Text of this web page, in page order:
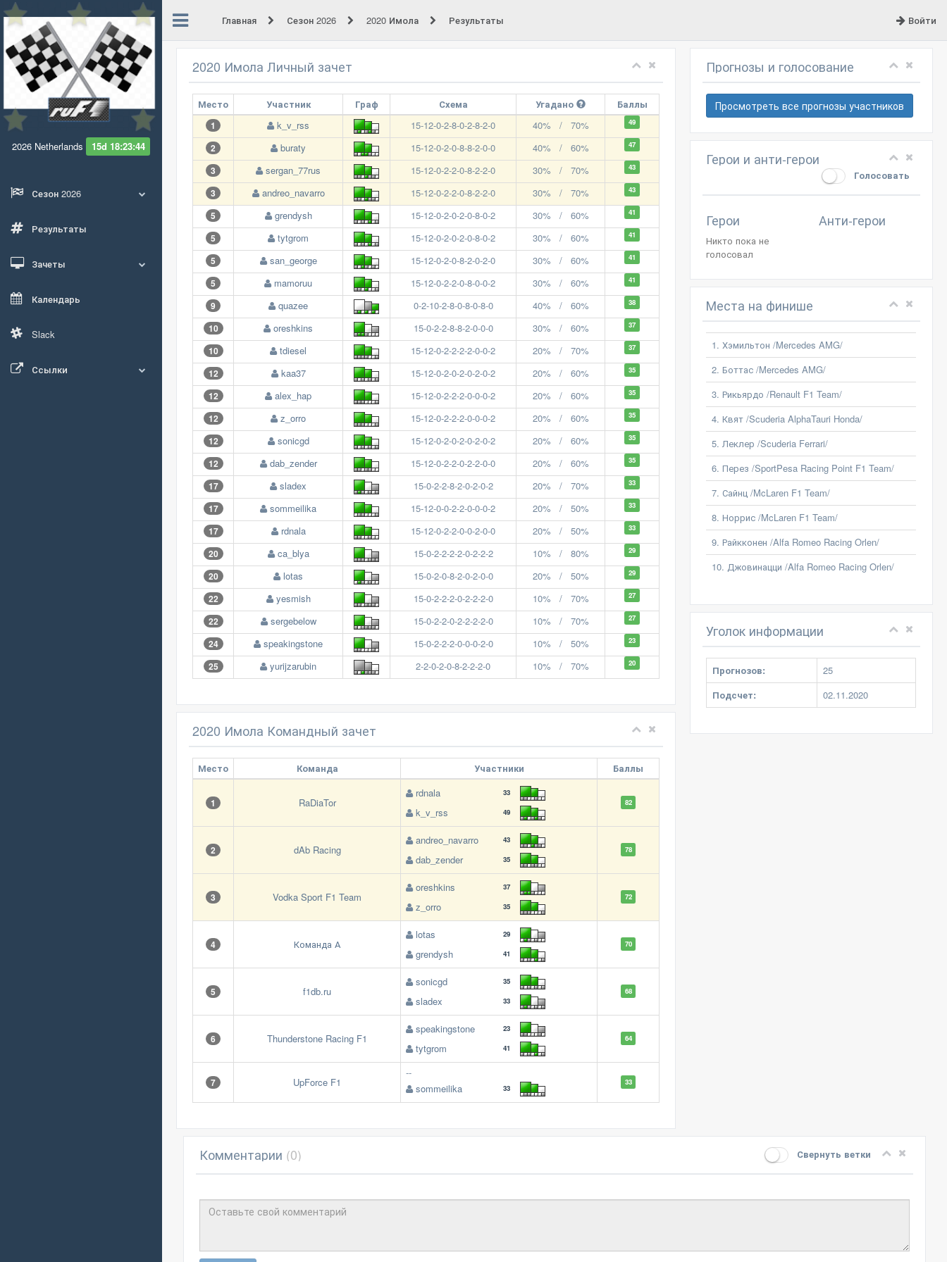
2026 Netherlands 15d 18:23:44
Сезон 2026
Результаты
Зачеты
Календарь
Slack
Ссылки
Главная Сезон 2026 2020 Имола Результаты Войти
2020 Имола Личный зачет
Место Участник Граф Схема Угадано Баллы
1 k_v_rss 15-12-0-2-8-0-2-8-2-0 40% / 70% 49
2 buraty 15-12-0-2-0-8-8-2-0-0 40% / 60% 47
3 sergan_77rus 15-12-0-2-2-0-8-2-2-0 30% / 70% 43
3 andreo_navarro 15-12-0-2-2-0-8-2-2-0 30% / 70% 43
5 grendysh 15-12-0-2-0-2-0-8-0-2 30% / 60% 41
5 tytgrom 15-12-0-2-0-2-0-8-0-2 30% / 60% 41
5 san_george 15-12-0-2-0-8-2-0-2-0 30% / 60% 41
5 mamoruu 15-12-0-2-2-0-8-0-0-2 30% / 60% 41
9 quazee 0-2-10-2-8-0-8-0-8-0 40% / 60% 38
10 oreshkins 15-0-2-2-8-8-2-0-0-0 30% / 60% 37
10 tdiesel 15-12-0-2-2-2-2-0-0-2 20% / 70% 37
12 kaa37 15-12-0-2-0-2-0-2-0-2 20% / 60% 35
12 alex_hap 15-12-0-2-2-2-0-0-0-2 20% / 60% 35
12 z_orro 15-12-0-2-2-2-0-0-0-2 20% / 60% 35
12 sonicgd 15-12-0-2-0-2-0-2-0-2 20% / 60% 35
12 dab_zender 15-12-0-2-2-0-2-2-0-0 20% / 60% 35
17 sladex 15-0-2-2-8-2-0-2-0-2 20% / 70% 33
17 sommeilika 15-12-0-0-2-2-0-0-0-2 20% / 50% 33
17 rdnala 15-12-0-2-2-0-0-2-0-0 20% / 50% 33
20 ca_blya 15-0-2-2-2-2-0-2-2-2 10% / 80% 29
20 lotas 15-0-2-0-8-2-0-2-0-0 20% / 50% 29
22 yesmish 15-0-2-2-2-0-2-2-2-0 10% / 70% 27
22 sergebelow 15-0-2-2-0-2-2-2-2-0 10% / 70% 27
24 speakingstone 15-0-2-2-2-0-0-0-2-0 10% / 50% 23
25 yurijzarubin 2-2-0-2-0-8-2-2-2-0 10% / 70% 20
2020 Имола Командный зачет
Место Команда Участники Баллы
1 RaDiaTor
rdnala 33
k_v_rss 49
82
2 dAb Racing
andreo_navarro 43
dab_zender 35
78
3 Vodka Sport F1 Team
oreshkins 37
z_orro 35
72
4 Команда А
lotas 29
grendysh 41
70
5 f1db.ru
sonicgd 35
sladex 33
68
6 Thunderstone Racing F1
speakingstone 23
tytgrom 41
64
7 UpForce F1
--
sommeilika
33
33
Прогнозы и голосование
Просмотреть все прогнозы участников
Герои и анти-герои
Голосовать
Герои
Никто пока не
голосовал
Анти-герои
Места на финише
1. Хэмильтон /Mercedes AMG/
2. Боттас /Mercedes AMG/
3. Рикьярдо /Renault F1 Team/
4. Квят /Scuderia AlphaTauri Honda/
5. Леклер /Scuderia Ferrari/
6. Перез /SportPesa Racing Point F1 Team/
7. Сайнц /McLaren F1 Team/
8. Норрис /McLaren F1 Team/
9. Райкконен /Alfa Romeo Racing Orlen/
10. Джовинацци /Alfa Romeo Racing Orlen/
Уголок информации
Прогнозов:
25
Подсчет:
02.11.2020
Комментарии (0) Свернуть ветки